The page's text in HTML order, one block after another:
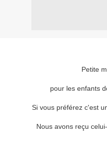
Petite
pour les enfants
Si vous préférez c'est
Nous avons reçu